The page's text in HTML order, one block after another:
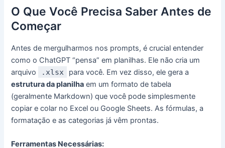
O Que Você Precisa Saber Antes de
Começar
Antes de mergulharmos nos prompts, é crucial entender
como o ChatGPT “pensa” em planilhas. Ele não cria um
arquivo
.xlsx
para você. Em vez disso, ele gera a
estrutura da planilha em um formato de tabela
(geralmente Markdown) que você pode simplesmente
copiar e colar no Excel ou Google Sheets. As fórmulas, a
formatação e as categorias já vêm prontas.
Ferramentas Necessárias: